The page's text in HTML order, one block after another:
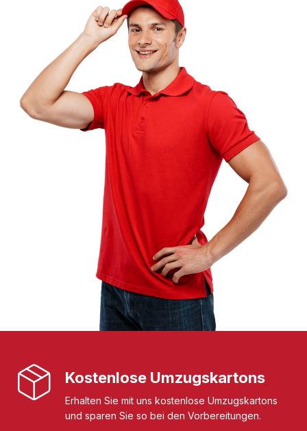
Kostenlose Umzugskartons
Erhalten Sie mit uns kostenlose Umzugskartons
und sparen Sie so bei den Vorbereitungen.